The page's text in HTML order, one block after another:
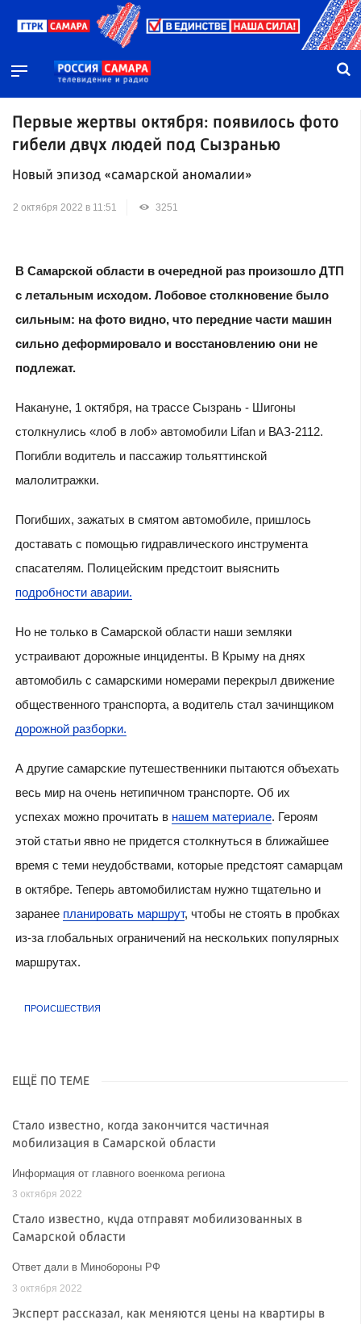
Первые жертвы октября: появилось фото
гибели двух людей под Сызранью
Новый эпизод «самарской аномалии»
2 октября 2022 в 11:51 3251
В Самарской области в очередной раз произошло ДТП
с летальным исходом. Лобовое столкновение было
сильным: на фото видно, что передние части машин
сильно деформировало и восстановлению они не
подлежат.
Накануне, 1 октября, на трассе Сызрань - Шигоны
столкнулись «лоб в лоб» автомобили Lifan и ВАЗ-2112.
Погибли водитель и пассажир тольяттинской
малолитражки.
Погибших, зажатых в смятом автомобиле, пришлось
доставать с помощью гидравлического инструмента
спасателям. Полицейским предстоит выяснить
подробности аварии.
Но не только в Самарской области наши земляки
устраивают дорожные инциденты. В Крыму на днях
автомобиль с самарскими номерами перекрыл движение
общественного транспорта, а водитель стал зачинщиком
дорожной разборки.
А другие самарские путешественники пытаются объехать
весь мир на очень нетипичном транспорте. Об их
успехах можно прочитать в нашем материале. Героям
этой статьи явно не придется столкнуться в ближайшее
время с теми неудобствами, которые предстоят самарцам
в октябре. Теперь автомобилистам нужно тщательно и
заранее планировать маршрут, чтобы не стоять в пробках
из-за глобальных ограничений на нескольких популярных
маршрутах.
ПРОИСШЕСТВИЯ
ЕЩЁ ПО ТЕМЕ
Стало известно, когда закончится частичная
мобилизация в Самарской области
Информация от главного военкома региона
3 октября 2022
Стало известно, куда отправят мобилизованных в
Самарской области
Ответ дали в Минобороны РФ
3 октября 2022
Эксперт рассказал, как меняются цены на квартиры в